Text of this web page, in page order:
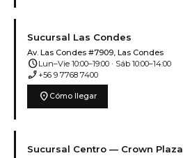
Sucursal Las Condes
Av. Las Condes #7909, Las Condes
scheduleLun–Vie 10:00–19:00 · Sáb 10:00–14:00
phone_enabled +56 9 7768 7400
location_on Cómo llegar
Sucursal Centro — Crown Plaza